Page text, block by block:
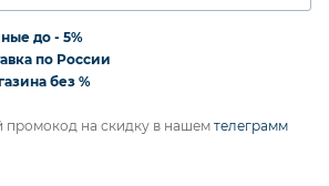
до - 5%
по России
без %
промокод на скидку в нашем телеграмм